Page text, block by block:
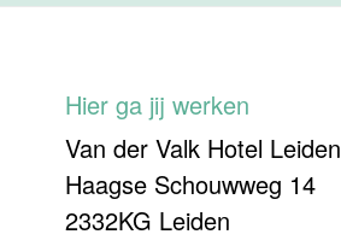
Hier ga jij werken
Van der Valk Hotel Leiden
Haagse Schouwweg 14
2332KG Leiden